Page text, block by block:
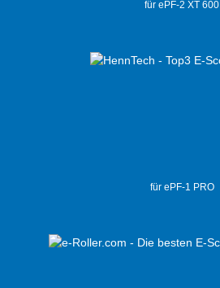
für ePF-2 XT 600
für ePF-1 PRO